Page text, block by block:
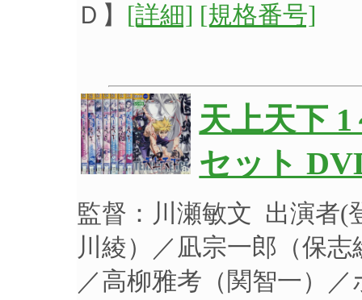
Ｄ】 [詳細] [規格番号]
天上天下
セット
監督：川瀬敏文 出演者(
川綾）／凪宗一郎（保
／高柳雅考（関智一）